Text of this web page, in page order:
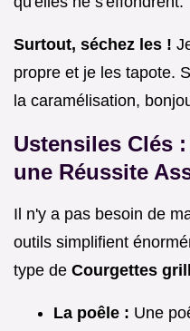
Surtout, séchez les !
propre et je les tapote.
la caramélisation,
Ustensiles Clés
une Réussite
Il n'y a pas besoin de
outils simplifient
type de Courgettes
La poêle : Une